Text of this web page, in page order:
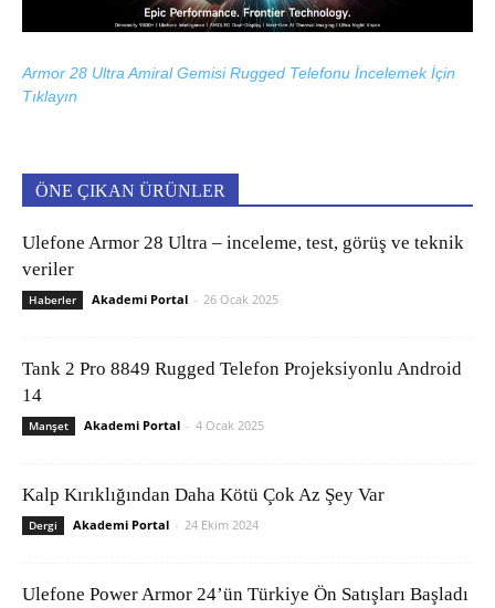
Armor 28 Ultra Amiral Gemisi Rugged Telefonu İncelemek İçin
Tıklayın
ÖNE ÇIKAN ÜRÜNLER
Ulefone Armor 28 Ultra – inceleme, test, görüş ve teknik
veriler
Haberler Akademi Portal - 26 Ocak 2025
Tank 2 Pro 8849 Rugged Telefon Projeksiyonlu Android
14
Manşet Akademi Portal - 4 Ocak 2025
Kalp Kırıklığından Daha Kötü Çok Az Şey Var
Dergi Akademi Portal - 24 Ekim 2024
Ulefone Power Armor 24’ün Türkiye Ön Satışları Başladı